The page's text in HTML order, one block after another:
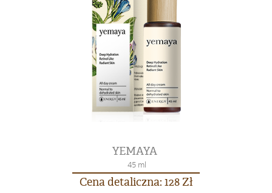
YEMAYA
45 ml
Cena detaliczna: 128 Zł